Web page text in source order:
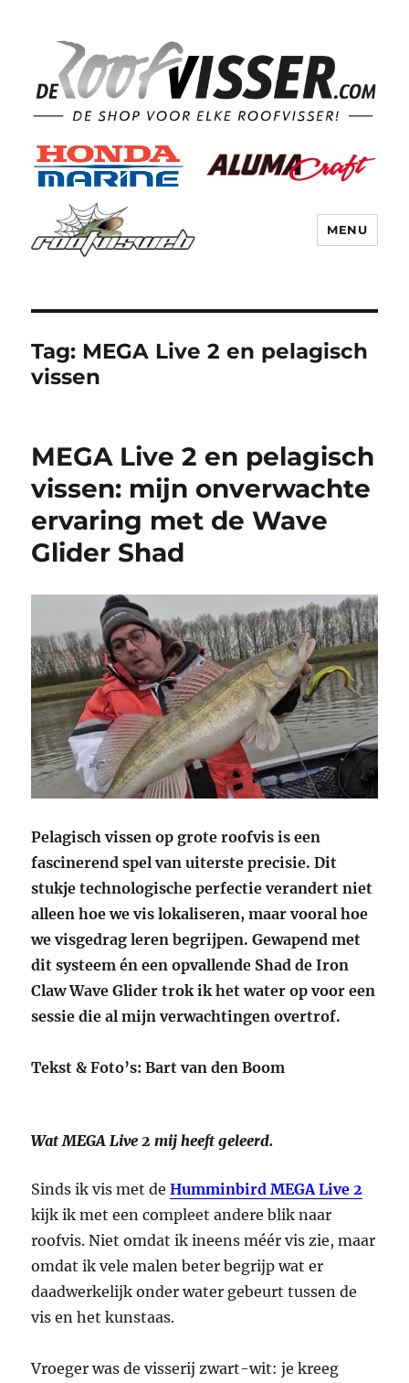
MENU
Tag: MEGA Live 2 en pelagisch
vissen
MEGA Live 2 en pelagisch
vissen: mijn onverwachte
ervaring met de Wave
Glider Shad
Pelagisch vissen op grote roofvis is een
fascinerend spel van uiterste precisie. Dit
stukje technologische perfectie verandert niet
alleen hoe we vis lokaliseren, maar vooral hoe
we visgedrag leren begrijpen. Gewapend met
dit systeem én een opvallende Shad de Iron
Claw Wave Glider trok ik het water op voor een
sessie die al mijn verwachtingen overtrof.
Tekst & Foto’s: Bart van den Boom
Wat MEGA Live 2 mij heeft geleerd.
Sinds ik vis met deHumminbird MEGA Live 2
kijk ik met een compleet andere blik naar
roofvis. Niet omdat ik ineens méér vis zie, maar
omdat ik vele malen beter begrijp wat er
daadwerkelijk onder water gebeurt tussen de
vis en het kunstaas.
Vroeger was de visserij zwart-wit: je kreeg